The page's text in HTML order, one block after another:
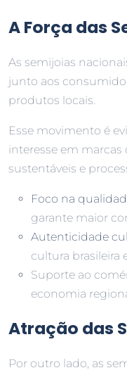
A Força das
As semijoias
junto aos
produtos locais.
Esse movimento é
interesse em
sustentáveis e
Foco na
garante maior
Autenticidade
cultura brasileira
Suporte ao
economia
Atração das
Por outro lado, as